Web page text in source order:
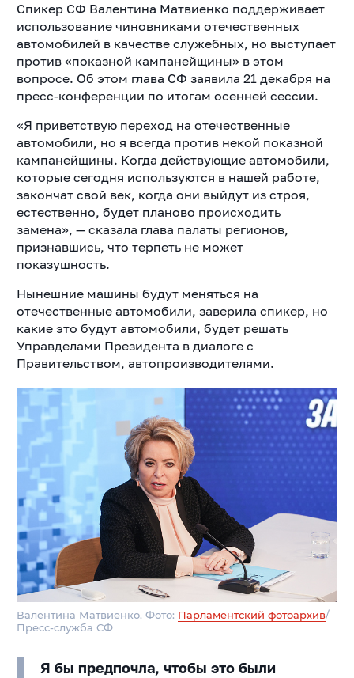
Спикер СФ Валентина Матвиенко поддерживает
использование чиновниками отечественных
автомобилей в качестве служебных, но выступает
против «показной кампанейщины» в этом
вопросе. Об этом глава СФ заявила 21 декабря на
пресс-конференции по итогам осенней сессии.
«Я приветствую переход на отечественные
автомобили, но я всегда против некой показной
кампанейщины. Когда действующие автомобили,
которые сегодня используются в нашей работе,
закончат свой век, когда они выйдут из строя,
естественно, будет планово происходить
замена», — сказала глава палаты регионов,
признавшись, что терпеть не может
показушность.
Нынешние машины будут меняться на
отечественные автомобили, заверила спикер, но
какие это будут автомобили, будет решать
Управделами Президента в диалоге с
Правительством, автопроизводителями.
Валентина Матвиенко. Фото: Парламентский фотоархив/
Пресс-служба СФ
Я бы предпочла, чтобы это были